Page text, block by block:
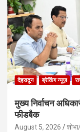
देहरादून ब्रेकिंग न्यूज़
मुख्य निर्वाचन
फीडबैक
August 5, 2026